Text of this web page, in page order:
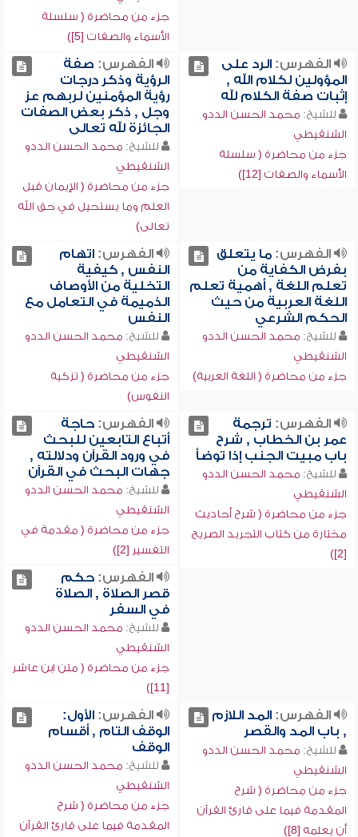
جزء من محاضرة ( سلسلة
الأسماء والصفات [5])
الفهرس:الرد على
المؤولين لكلام الله ,
إثبات صفة الكلام لله
للشيخ: محمد الحسن الددو
الشنقيطي
جزء من محاضرة ( سلسلة
الأسماء والصفات [12])
الفهرس: صفة
الرؤية وذكر درجات
رؤية المؤمنين لربهم عز
وجل , ذكر بعض الصفات
الجائزة لله تعالى
للشيخ: محمد الحسن الددو
الشنقيطي
جزء من محاضرة ( الإيمان قبل
العلم وما يستحيل في حق الله
تعالى)
الفهرس:ما يتعلق
بفرض الكفاية من
تعلم اللغة , أهمية تعلم
اللغة العربية من حيث
الحكم الشرعي
للشيخ: محمد الحسن الددو
الشنقيطي
جزء من محاضرة ( اللغة العربية)
الفهرس:اتهام
النفس , كيفية
التخلية من الأوصاف
الذميمة في التعامل مع
النفس
للشيخ: محمد الحسن الددو
الشنقيطي
جزء من محاضرة ( تزكية
النفوس)
الفهرس: ترجمة
عمر بن الخطاب , شرح
باب مبيت الجنب إذا توضأ
للشيخ: محمد الحسن الددو
الشنقيطي
جزء من محاضرة ( شرح أحاديث
مختارة من كتاب التجريد الصريح
[2])
الفهرس:حاجة
أتباع التابعين للبحث
في ورود القرآن ودلالته ,
جهات البحث في القرآن
للشيخ: محمد الحسن الددو
الشنقيطي
جزء من محاضرة ( مقدمة في
التفسير [2])
الفهرس:حكم
قصر الصلاة , الصلاة
في السفر
للشيخ: محمد الحسن الددو
الشنقيطي
جزء من محاضرة ( متن ابن عاشر
[11])
الفهرس:المد اللازم
, باب المد والقصر
للشيخ: محمد الحسن الددو
الشنقيطي
جزء من محاضرة ( شرح
المقدمة فيما على قارئ القرآن
أن يعلمه [8])
الفهرس:الأول:
الوقف التام , أقسام
الوقف
للشيخ: محمد الحسن الددو
الشنقيطي
جزء من محاضرة ( شرح
المقدمة فيما على قارئ القرآن